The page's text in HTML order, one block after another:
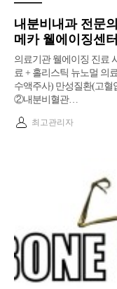
내분비내과 전문
메카 웰에이징센
의료기관 웰에이징 진료
료 + 홀리스틱 뉴노멀 의
수액주사) 만성질환(고혈
②내분비혈관…
최고관리자